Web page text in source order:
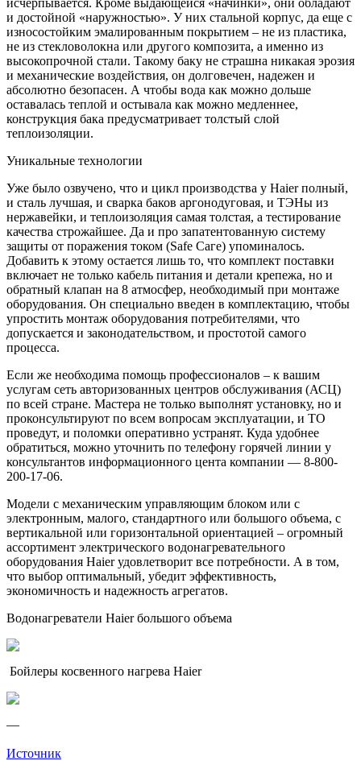
исчерпывается. Кроме выдающейся «начинки», они обладают
и достойной «наружностью». У них стальной корпус, да еще с
износостойким эмалированным покрытием – не из пластика,
не из стекловолокна или другого композита, а именно из
высокопрочной стали. Такому баку не страшна никакая эрозия
и механические воздействия, он долговечен, надежен и
абсолютно безопасен. А чтобы вода как можно дольше
оставалась теплой и остывала как можно медленнее,
конструкция бака предусматривает толстый слой
теплоизоляции.
Уникальные технологии
Уже было озвучено, что и цикл производства у Haier полный,
и сталь лучшая, и сварка баков аргонодуговая, и ТЭНы из
нержавейки, и теплоизоляция самая толстая, а тестирование
качества строжайшее. Да и про запатентованную систему
защиты от поражения током (Safe Саге) упоминалось.
Добавить к этому остается лишь то, что комплект поставки
включает не только кабель питания и детали крепежа, но и
обратный клапан на 8 атмосфер, необходимый при монтаже
оборудования. Он специально введен в комплектацию, чтобы
упростить монтаж оборудования потребителями, что
допускается и законодательством, и простотой самого
процесса.
Если же необходима помощь профессионалов – к вашим
услугам сеть авторизованных центров обслуживания (АСЦ)
по всей стране. Мастера не только выполнят установку, но и
проконсультируют по всем вопросам эксплуатации, и ТО
проведут, и поломки оперативно устранят. Куда удобнее
обратиться, можно уточнить по телефону горячей линии у
консультантов информационного цента компании — 8-800-
200-17-06.
Модели с механическим управляющим блоком или с
электронным, малого, стандартного или большого объема, с
вертикальной или горизонтальной ориентацией – огромный
ассортимент электрического водонагревательного
оборудования Haier удовлетворит все потребности. А в том,
что выбор оптимальный, убедит эффективность,
экономичность и надежность агрегатов.
Водонагреватели Haier большого объема
Бойлеры косвенного нагрева Haier
—
Источник